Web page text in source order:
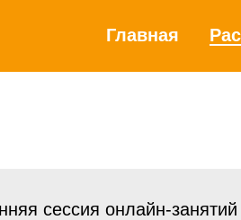
Главная
сессия онлайн-